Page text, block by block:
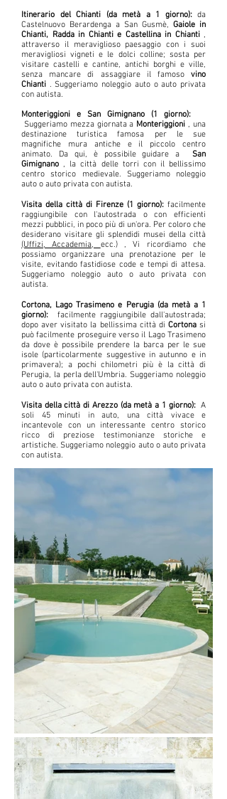
Itinerario del Chianti (da metà a 1 giorno): da
Castelnuovo Berardenga a San Gusmè, Gaiole in
Chianti, Radda in Chianti e Castellina in Chianti,
attraverso il meraviglioso paesaggio con i suoi
meravigliosi vigneti e le dolci colline; sosta per
visitare castelli e cantine, antichi borghi e ville,
senza mancare di assaggiare il famosovino
Chianti . Suggeriamo noleggio auto o auto privata
con autista.
Monteriggioni e San Gimignano (1 giorno):
Suggeriamo mezza giornata a Monteriggioni , una
destinazione turistica famosa per le sue
magnifiche mura antiche e il piccolo centro
animato. Da qui, è possibile guidare a San
Gimignano , la città delle torri con il bellissimo
centro storico medievale. Suggeriamo noleggio
auto o auto privata con autista.
Visita della città di Firenze (1 giorno): facilmente
raggiungibile con l'autostrada o con efficienti
mezzi pubblici, in poco più di un'ora. Per coloro che
desiderano visitare gli splendidi musei della città
(Uffizi, Accademia, ecc.) , Vi ricordiamo che
possiamo organizzare una prenotazione per le
visite, evitando fastidiose code e tempi di attesa.
Suggeriamo noleggio auto o auto privata con
autista.
Cortona, Lago Trasimeno e Perugia (da metà a 1
giorno):
facilmente raggiungibile dall'autostrada;
dopo aver visitato la bellissima città di Cortona si
può facilmente proseguire verso il Lago Trasimeno
da dove è possibile prendere la barca per le sue
isole (particolarmente suggestive in autunno e in
primavera); a pochi chilometri più è la città di
Perugia, la perla dell'Umbria. Suggeriamo noleggio
auto o auto privata con autista.
Visita della città di Arezzo (da metà a 1 giorno):A
soli 45 minuti in auto, una città vivace e
incantevole con un interessante centro storico
ricco di preziose testimonianze storiche e
artistiche. Suggeriamo noleggio auto o auto privata
con autista.